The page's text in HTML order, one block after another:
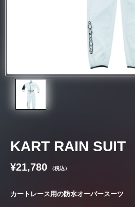
KART RAIN SUIT
¥21,780 （税込）
カートレース用の防水オーバースーツ